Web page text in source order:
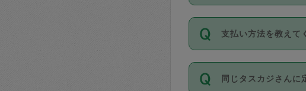
が必要です。なお、
11種類の価格帯の
タスカジさんの価格
除々に設定可能な最
支払い方法を教えて
お支払方法はクレ
Club）のみとなり
同じタスカジさんに